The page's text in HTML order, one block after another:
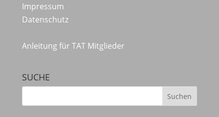
Impressum
Datenschutz
Anleitung für TAT Mitglieder
SUCHE